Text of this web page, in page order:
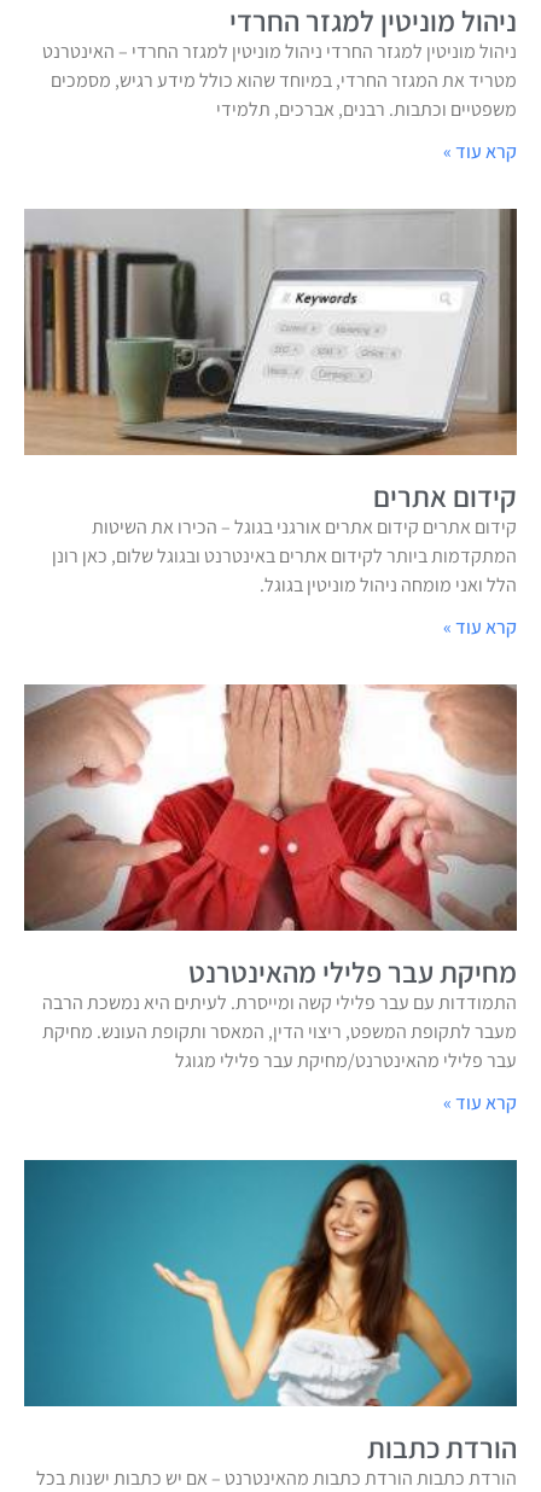
ניהול מוניטין למגזר החרדי
ניהול מוניטין למגזר החרדי ניהול מוניטין למגזר החרדי – האינטרנט
מטריד את המגזר החרדי, במיוחד שהוא כולל מידע רגיש, מסמכים
משפטיים וכתבות. רבנים, אברכים, תלמידי
קרא עוד »
קידום אתרים
קידום אתרים קידום אתרים אורגני בגוגל – הכירו את השיטות
המתקדמות ביותר לקידום אתרים באינטרנט ובגוגל שלום, כאן רונן
הלל ואני מומחה ניהול מוניטין בגוגל.
קרא עוד »
מחיקת עבר פלילי מהאינטרנט
התמודדות עם עבר פלילי קשה ומייסרת. לעיתים היא נמשכת הרבה
מעבר לתקופת המשפט, ריצוי הדין, המאסר ותקופת העונש. מחיקת
עבר פלילי מהאינטרנט/מחיקת עבר פלילי מגוגל
קרא עוד »
הורדת כתבות
הורדת כתבות הורדת כתבות מהאינטרנט – אם יש כתבות ישנות בכל